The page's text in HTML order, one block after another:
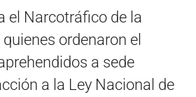
el Narcotráfico de la
ordenaron el
a sede
a la Ley Nacional de